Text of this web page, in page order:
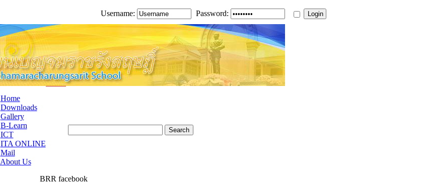
Username: Password:
Home
Downloads
Gallery
B-Learn
ICT
ITA ONLINE
Mail
About Us
BRR facebook